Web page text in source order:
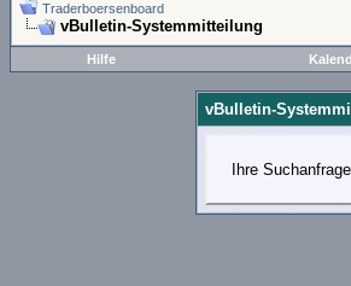
Traderboersenboard
vBulletin-Systemmitteilung
Hilfe
vBulletin-
Ihre